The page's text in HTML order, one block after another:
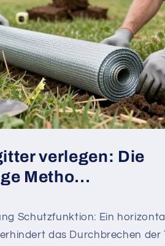
verlegen: Die
Metho...
Schutzfunktion: Ein
das Durchbrechen der